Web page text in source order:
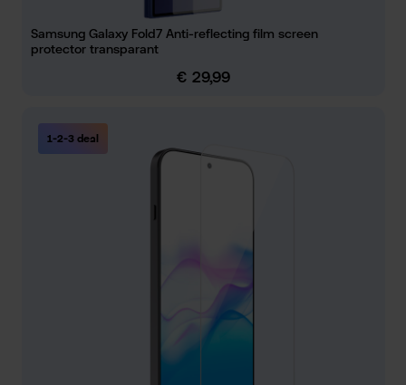
Samsung Galaxy Fold7 Anti-reflecting film screen
protector transparant
Normale prijs:
€ 29,99
1-2-3 deal